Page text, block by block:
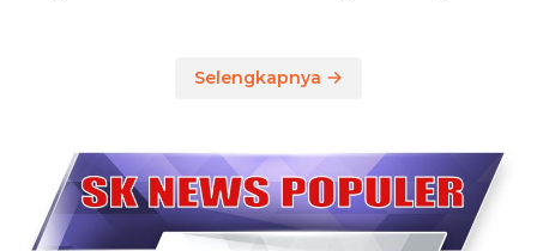
Selengkapnya